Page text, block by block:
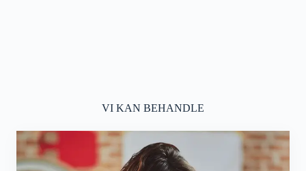
VI KAN BEHANDLE